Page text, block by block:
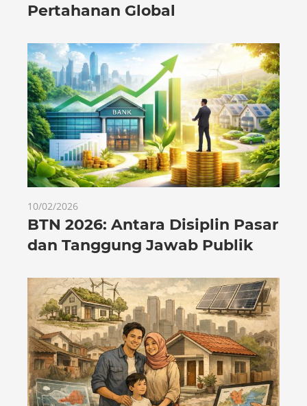
Pertahanan Global
10/02/2026
BTN 2026: Antara Disiplin Pasar
dan Tanggung Jawab Publik